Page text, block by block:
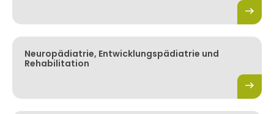
Neuropädiatrie, Entwicklungspädiatrie und
Rehabilitation